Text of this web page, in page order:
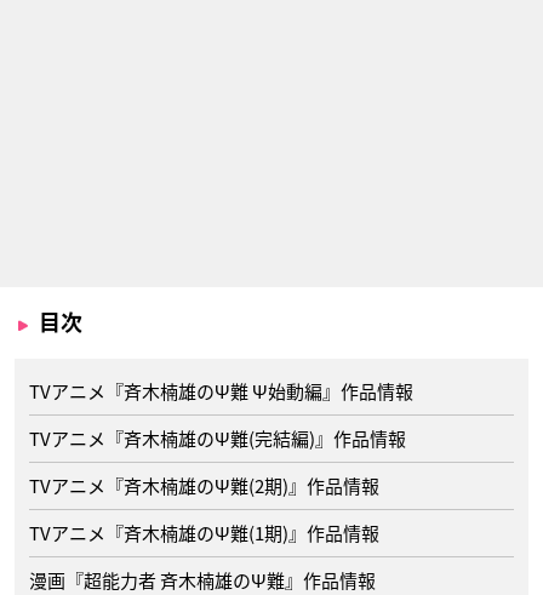
目次
TVアニメ『斉木楠雄のΨ難 Ψ始動編』作品情報
TVアニメ『斉木楠雄のΨ難(完結編)』作品情報
TVアニメ『斉木楠雄のΨ難(2期)』作品情報
TVアニメ『斉木楠雄のΨ難(1期)』作品情報
漫画『超能力者 斉木楠雄のΨ難』作品情報